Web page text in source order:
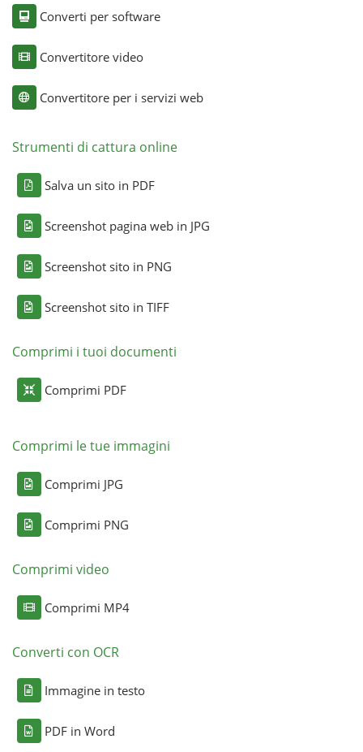
Converti per software
Convertitore video
Convertitore per i servizi web
Strumenti di cattura online
Salva un sito in PDF
Screenshot pagina web in JPG
Screenshot sito in PNG
Screenshot sito in TIFF
Comprimi i tuoi documenti
Comprimi PDF
Comprimi le tue immagini
Comprimi JPG
Comprimi PNG
Comprimi video
Comprimi MP4
Converti con OCR
Immagine in testo
PDF in Word